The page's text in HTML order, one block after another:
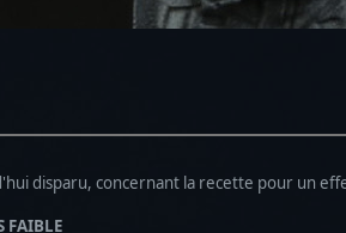
disparu, concernant la recette pour un
FAIBLE